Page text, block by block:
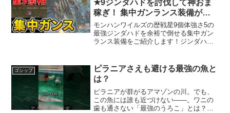
★9ジンダハドを討伐して神おま
稼ぎ！ 集中ガンランス装備が強
すぎる！
モンハンワイルズの歴戦星9個体強さ5の
最強ジンダハドを余裕で倒せる集中ガン
ランス装備をご紹介します！ジンダハド
今回使用する護石･装備02:42 ジン･ダハ
ドの初...
ゴシップ
ピラニアさえも避ける最強の魚と
は？
ピラニアが群がるアマゾンの川。でも、
この魚には誰も近づけない――。ワニの
歯も通さない「最強のうろこ」とは？知